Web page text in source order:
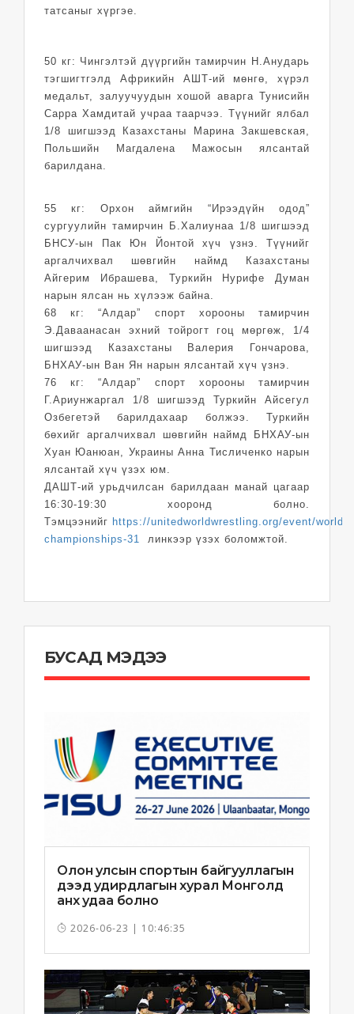
татсаныг хүргэе.
50 кг: Чингэлтэй дүүргийн тамирчин Н.Анударь
тэгшигтгэлд Африкийн АШТ-ий мөнгө, хүрэл
медальт, залуучуудын хошой аварга Тунисийн
Сарра Хамдитай учраа таарчээ. Түүнийг ялбал
1/8 шигшээд Казахстаны Марина Закшевская,
Польшийн Магдалена Мажосын ялсантай
барилдана.
55 кг: Орхон аймгийн “Ирээдүйн одод”
сургуулийн тамирчин Б.Халиунаа 1/8 шигшээд
БНСУ-ын Пак Юн Йонтой хүч үзнэ. Түүнийг
аргалчихвал шөвгийн наймд Казахстаны
Айгерим Ибрашева, Туркийн Нурифе Думан
нарын ялсан нь хүлээж байна.
68 кг: “Алдар” спорт хорооны тамирчин
Э.Даваанасан эхний тойрогт гоц мөргөж, 1/4
шигшээд Казахстаны Валерия Гончарова,
БНХАУ-ын Ван Ян нарын ялсантай хүч үзнэ.
76 кг: “Алдар” спорт хорооны тамирчин
Г.Ариунжаргал 1/8 шигшээд Туркийн Айсегул
Озбегетэй барилдахаар болжээ. Туркийн
бөхийг аргалчихвал шөвгийн наймд БНХАУ-ын
Хуан Юанюан, Украины Анна Тисличенко нарын
ялсантай хүч үзэх юм.
ДАШТ-ий урьдчилсан барилдаан манай цагаар
16:30-19:30 хооронд болно.
Тэмцээнийг https://unitedworldwrestling.org/event/world-
championships-31
линкээр үзэх боломжтой.
БУСАД МЭДЭЭ
Олон улсын спортын байгууллагын
дээд удирдлагын хурал Монголд
анх удаа болно
2026-06-23 | 10:46:35